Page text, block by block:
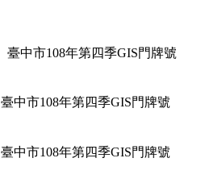
臺中市108年第四季GIS門牌號
臺中市108年第四季GIS門牌號
臺中市108年第四季GIS門牌號